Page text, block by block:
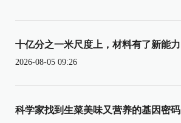
十亿分之一米尺度上，材料有了新能力
2026-08-05 09:26
科学家找到生菜美味又营养的基因密码